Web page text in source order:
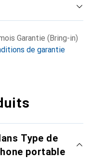
Garantie (Bring-in)
de garantie
Type de
portable